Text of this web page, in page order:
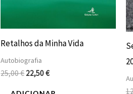
Retalhos da Minha Vida
Autobiografia
25,00€22,50€